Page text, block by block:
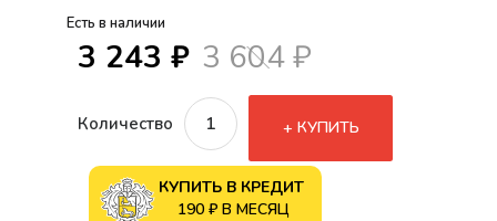
Есть в наличии
3 243 ₽ 3 604 ₽
Количество КУПИТЬ
КУПИТЬ В КРЕДИТ
190 ₽ В МЕСЯЦ